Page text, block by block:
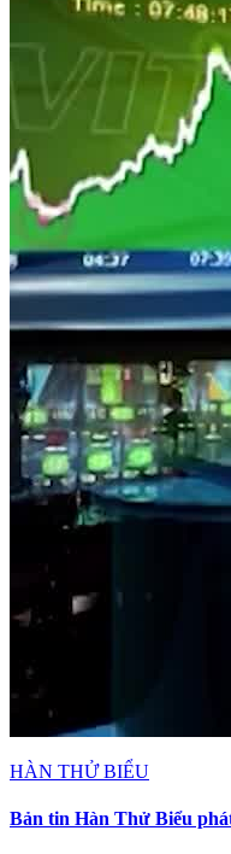
HÀN THỬ BIỂU
Bản tin Hàn Thử Biểu